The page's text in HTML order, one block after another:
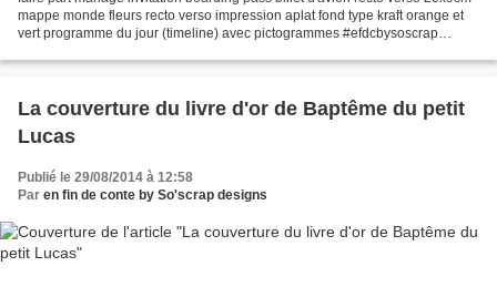
mappe monde fleurs recto verso impression aplat fond type kraft orange et
vert programme du jour (timeline) avec pictogrammes #efdcbysoscrap
La couverture du livre d'or de Baptême du petit
Lucas
Publié le 29/08/2014 à 12:58
Par en fin de conte by So'scrap designs